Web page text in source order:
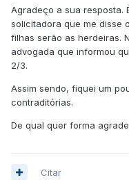
Agradeço a sua resposta.
solicitadora que me disse
filhas serão as herdeiras.
advogada que informou
2/3.
Assim sendo, fiquei um
contraditórias.
De qual quer forma
Citar